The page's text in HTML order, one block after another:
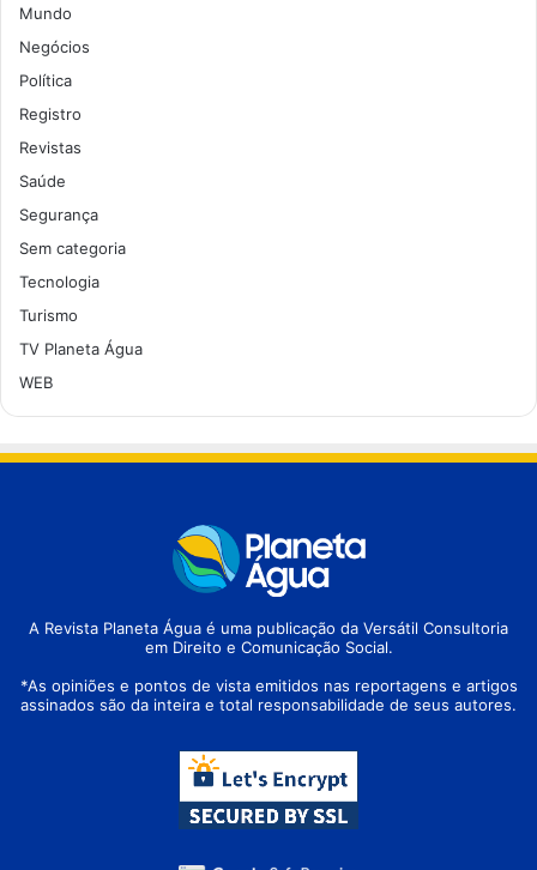
Mundo
Negócios
Política
Registro
Revistas
Saúde
Segurança
Sem categoria
Tecnologia
Turismo
TV Planeta Água
WEB
A Revista Planeta Água é uma publicação da Versátil Consultoria
em Direito e Comunicação Social.
*As opiniões e pontos de vista emitidos nas reportagens e artigos
assinados são da inteira e total responsabilidade de seus autores.